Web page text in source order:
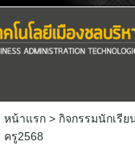
หน้าแรก> กิจกรรมนักเรีย
ครู2568